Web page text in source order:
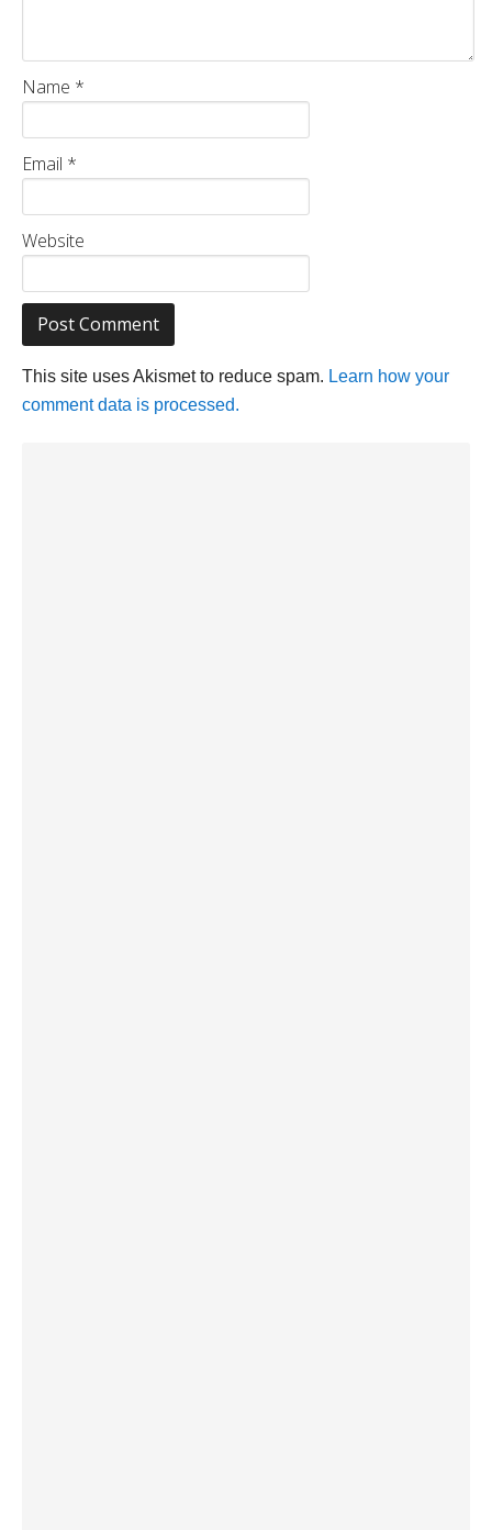
Name *
Email *
Website
This site uses Akismet to reduce spam. Learn how your
comment data is processed.